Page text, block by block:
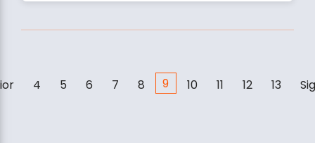
4 5 6 7 8 9 10 11 12 13